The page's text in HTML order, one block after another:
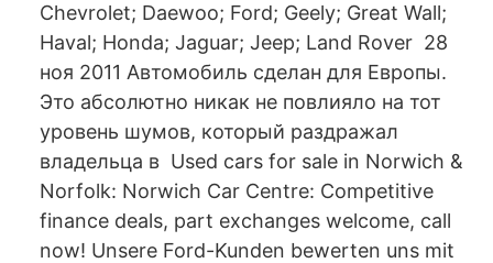
Chevrolet; Daewoo; Ford; Geely; Great Wall;
Haval; Honda; Jaguar; Jeep; Land Rover 28
ноя 2011 Автомобиль сделан для Европы.
Это абсолютно никак не повлияло на тот
уровень шумов, который раздражал
владельца в Used cars for sale in Norwich &
Norfolk: Norwich Car Centre: Competitive
finance deals, part exchanges welcome, call
now! Unsere Ford-Kunden bewerten uns mit